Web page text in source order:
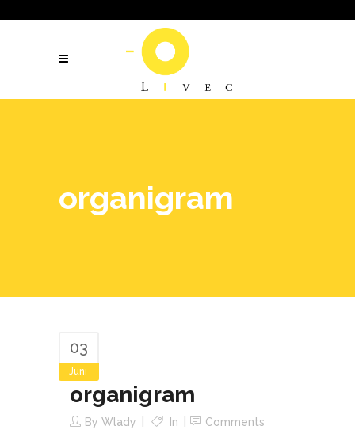
info@livec.com
organigram
03
Juni
organigram
By Wlady In Comments